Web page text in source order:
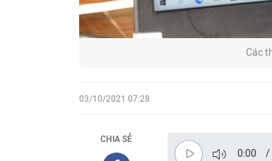
Các
03/10/2021 07:28
CHIA SẺ
0:00 /